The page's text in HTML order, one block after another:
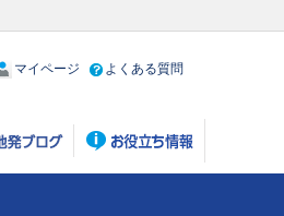
マイページ よくある質問